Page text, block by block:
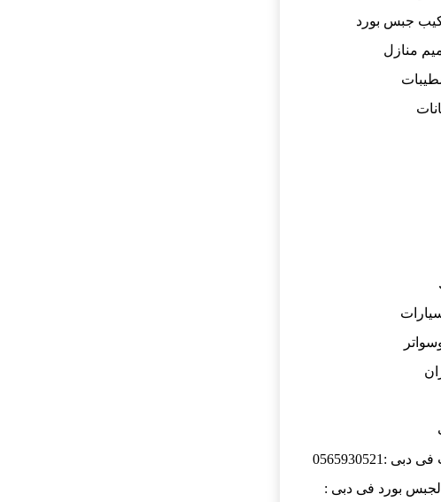
جبس بورد
منازل
:0565930521
بورد فى دبى :